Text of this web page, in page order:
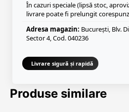
În cazuri speciale (lipsă stoc,
livrare poate fi prelungit
Adresa magazin: București, Blv.
Sector 4, Cod. 040236
Livrare sigură și rapidă
Produse similare